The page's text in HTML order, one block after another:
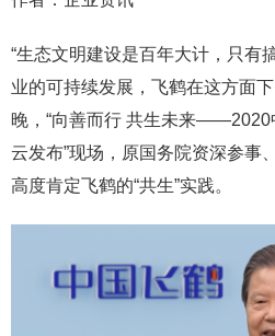
“生态文明建设是百年大计，只有
业的可持续发展，飞鹤在这方面
晚，“向善而行 共生未来——2020
云发布”现场，原国务院资深参事
高度肯定飞鹤的“共生”实践。